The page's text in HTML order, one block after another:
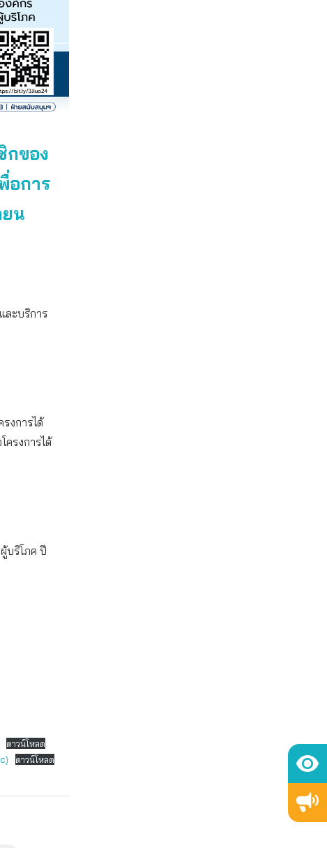
กของ
อการ
ยน
ละบริการ
งการได้
ครงการได้
บริโภค ปี
ดาวน์โหลด
ดาวน์โหลด